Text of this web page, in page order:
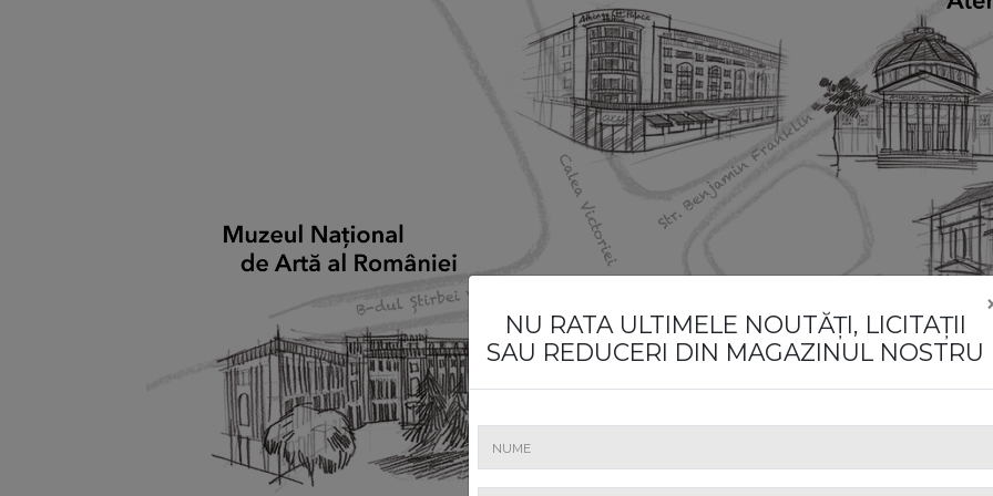
NU RATA ULTIMELE NOUTĂȚI, LICITAȚII
SAU REDUCERI DIN MAGAZINUL NOSTRU